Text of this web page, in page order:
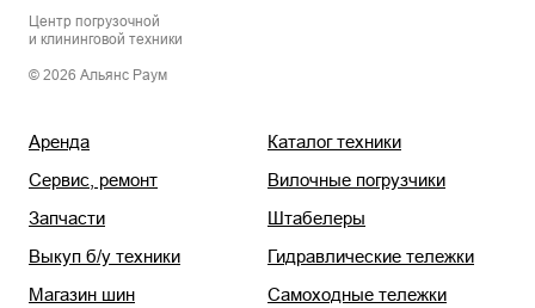
Центр погрузочной
и клининговой техники
© 2026 Альянс Раум
Аренда
Сервис, ремонт
Запчасти
Выкуп б/у техники
Магазин шин
Каталог техники
Вилочные погрузчики
Штабелеры
Гидравлические тележки
Самоходные тележки